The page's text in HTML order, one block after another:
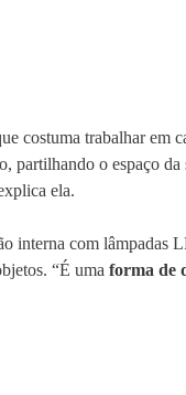
costuma trabalhar
partilhando o espaço
ela.
interna com lâmpadas
“É uma forma de